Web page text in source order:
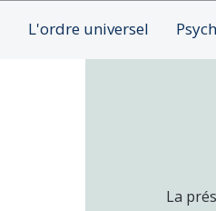
L'ordre universel
La